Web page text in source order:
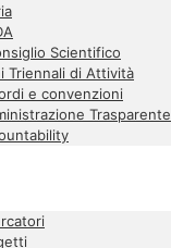
Scientifico
Triennali di Attività
e convenzioni
Trasparente